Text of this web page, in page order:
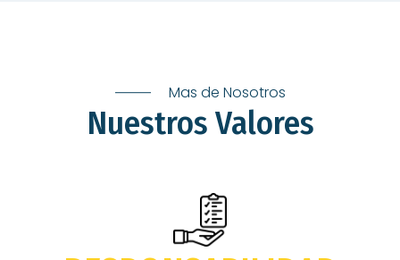
Mas de Nosotros
Nuestros Valores